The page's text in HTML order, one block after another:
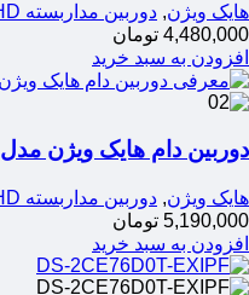
هایک ویژن, دوربین مداربسته TURBO HD
4,480,000 تومان
افزودن به سبد خرید
دوربین دام هایک ویژن مدل DS-2CE72DF3T-F
هایک ویژن, دوربین مداربسته TURBO HD
5,190,000 تومان
افزودن به سبد خرید